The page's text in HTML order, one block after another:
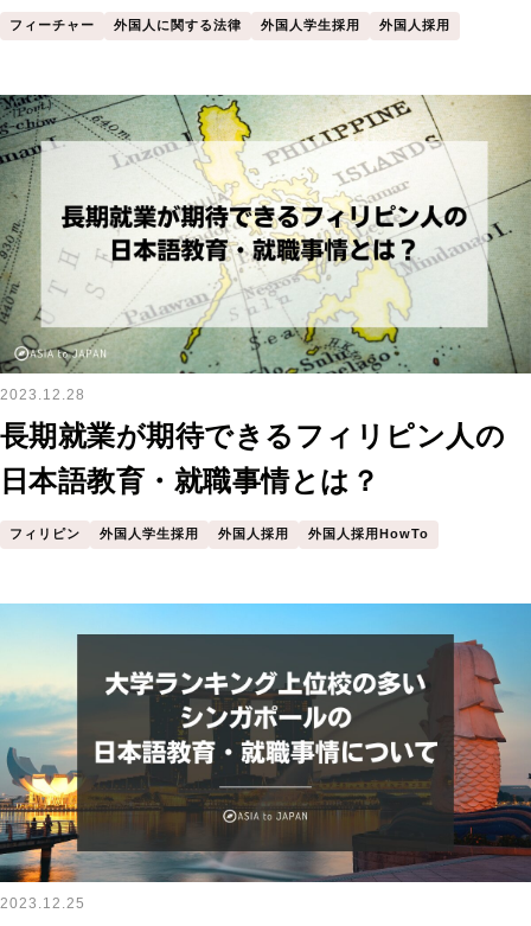
学生採用担当者向け
フィーチャー 外国人に関する法律 外国人学生採用 外国人採用
2023.12.28
長期就業が期待できるフィリピン人の
日本語教育・就職事情とは？
フィリピン 外国人学生採用 外国人採用 外国人採用HowTo
2023.12.25